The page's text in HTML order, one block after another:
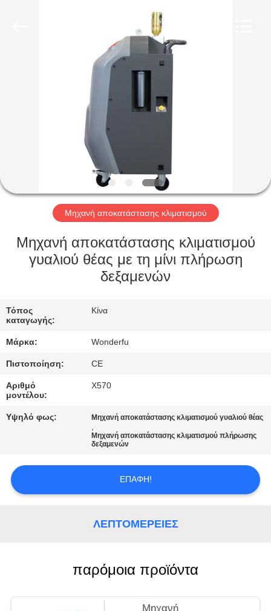
ΠΡΟΪΌΝΤΑ
ΓΎΡΟΣ
ΕΡΓΟΣΤΑΣΊΩΝ
ΠΟΙΟΤΙΚΌΣ
ΜΑΣ
ΕΛΆΤΕ
ΕΠΑΦΉ
ΜΕ
ΑΠΌΣΠΑΣΜΑ
Μηχανή αποκατάστασης κλιματισμού
Μηχανή αποκατάστασης κλιματισμού
γυαλιού θέας με τη μίνι πλήρωση
δεξαμενών
Τόπος
καταγωγής:
Κίνα
Μάρκα: Wonderfu
Πιστοποίηση: CE
Αριθμό
μοντέλου:
X570
Υψηλό φως: Μηχανή αποκατάστασης κλιματισμού γυαλιού θέας
,
Μηχανή αποκατάστασης κλιματισμού πλήρωσης
δεξαμενών
ΕΠΑΦΉ!
ΛΕΠΤΟΜΈΡΕΙΕΣ
παρόμοια προϊόντα
Μηχανή